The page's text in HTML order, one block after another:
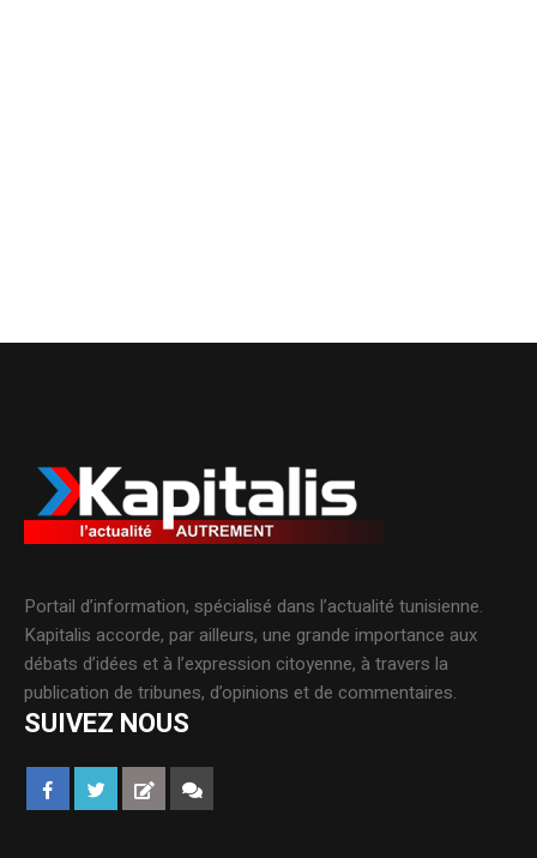
Portail d’information, spécialisé dans l’actualité tunisienne.
Kapitalis accorde, par ailleurs, une grande importance aux
débats d’idées et à l’expression citoyenne, à travers la
publication de tribunes, d’opinions et de commentaires.
SUIVEZ NOUS